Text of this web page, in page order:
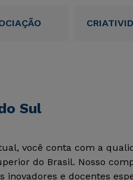
Sul
você conta com a
do Brasil. Nosso
inovadores e docentes